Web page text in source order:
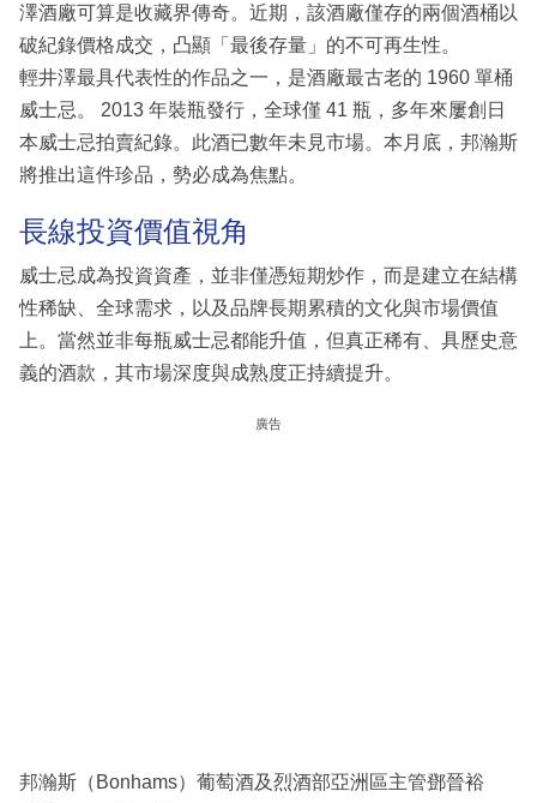
澤酒廠可算是收藏界傳奇。近期，該酒廠僅存的兩個酒桶以
破紀錄價格成交，凸顯「最後存量」的不可再生性。
輕井澤最具代表性的作品之一，是酒廠最古老的 1960 單桶
威士忌。 2013 年裝瓶發行，全球僅 41 瓶，多年來屢創日
本威士忌拍賣紀錄。此酒已數年未見市場。本月底，邦瀚斯
將推出這件珍品，勢必成為焦點。
長線投資價值視角
威士忌成為投資資產，並非僅憑短期炒作，而是建立在結構
性稀缺、全球需求，以及品牌長期累積的文化與市場價值
上。當然並非每瓶威士忌都能升值，但真正稀有、具歷史意
義的酒款，其市場深度與成熟度正持續提升。
廣告
邦瀚斯（Bonhams）葡萄酒及烈酒部亞洲區主管鄧晉裕